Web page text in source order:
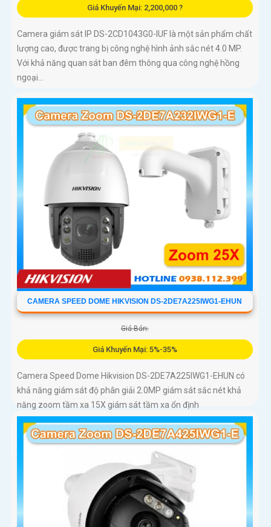
Giá Khuyến Mại: 2,200,000 ?
Camera giám sát IP DS-2CD1043G0-IUF là một sản phẩm chất
lượng cao, được trang bị công nghệ hình ảnh sắc nét 4.0 MP.
Với khả năng quan sát ban đêm thông qua công nghệ hồng
ngoại...
CAMERA SPEED DOME HIKVISION DS-2DE7A225IWG1-EHUN
Giá Bán:
Giá Khuyến Mại: 5%-35%
Camera Speed Dome Hikvision DS-2DE7A225IWG1-EHUN có
khả năng giám sát độ phân giải 2.0MP giám sát sắc nét khả
năng zoom tầm xa 15X giám sát tầm xa ổn định